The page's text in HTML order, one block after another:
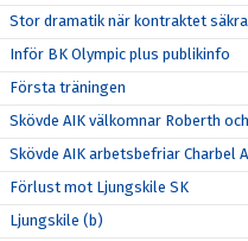
Stor dramatik när kontraktet
Inför BK Olympic plus publikinfo
Första träningen
Skövde AIK välkomnar Roberth
Skövde AIK arbetsbefriar Charbel
Förlust mot Ljungskile SK
Ljungskile (b)